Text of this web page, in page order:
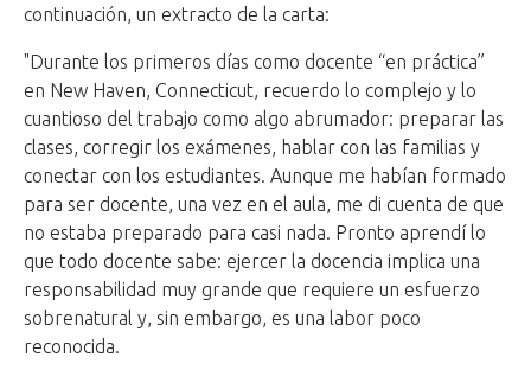
continuación, un extracto de la carta:
"Durante los primeros días como docente “en práctica”
en New Haven, Connecticut, recuerdo lo complejo y lo
cuantioso del trabajo como algo abrumador: preparar las
clases, corregir los exámenes, hablar con las familias y
conectar con los estudiantes. Aunque me habían formado
para ser docente, una vez en el aula, me di cuenta de que
no estaba preparado para casi nada. Pronto aprendí lo
que todo docente sabe: ejercer la docencia implica una
responsabilidad muy grande que requiere un esfuerzo
sobrenatural y, sin embargo, es una labor poco
reconocida.